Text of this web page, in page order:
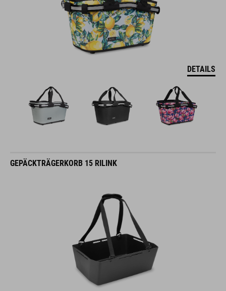
DETAILS
GEPÄCKTRÄGERKORB 15 RILINK